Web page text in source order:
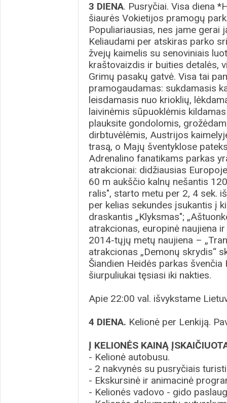
3 DIENA. Pusryčiai. Visa diena
šiaurės Vokietijos pramogų
Populiariausias, nes jame gerai
Keliaudami per atskiras parko
žvejų kaimelis su senoviniais
kraštovaizdis ir buities detalės,
Grimų pasakų gatvė. Visa tai
pramogaudamas: sukdamasis
leisdamasis nuo krioklių,
laivinėmis sūpuoklėmis
plauksite gondolomis,
dirbtuvėlėmis, Austrijos
trasą, o Majų šventyklose
Adrenalino fanatikams parkas
atrakcionai: didžiausias
60 m aukščio kalnų nešantis
ralis", starto metu per 2, 4 sek.
per kelias sekundes įsukantis į
draskantis „Klyksmas";
atrakcionas, europinė naujiena
2014-tųjų metų naujiena –
atrakcionas „Demonų skrydis“
Šiandien Heidės parkas
šiurpuliukai tęsiasi iki nakties.
Apie 22:00 val. išvykstame
4 DIENA. Kelionė per Lenkiją.
Į KELIONĖS KAINĄ
- Kelionė autobusu.
- 2 nakvynės su pusryčiais
- Ekskursinė ir animacinė
- Kelionės vadovo - gido